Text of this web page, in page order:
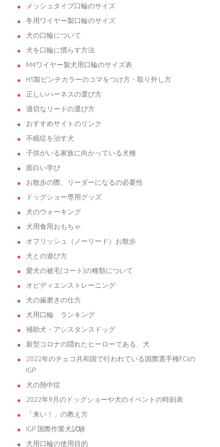
メッシュタイプ口輪のサイズ
冬用ワイヤー製口輪のサイズ
犬の口輪について
犬を口輪に慣らす方法
M4ワイヤー製犬用口輪のサイズ表
HS製ピンチカラーのコマをつけ方・取り外し方
正しいハーネスの選び方
適切なリードの選び方
おすすめサイトのリンク
不眠症を治す犬
子供がいる家族に向かっている犬種
面白い学び
お散歩の際、リーダーになるの必要性
ドッグショー専用グッズ
犬のウォーキング
犬用食用おもちゃ
オフリッシュ（ノーリード）お散歩
犬との遊び方
愛犬の被毛(コート)の種類について
オビディエンストレーニング
犬の歯磨きの仕方
犬用口輪 ランキング
補助犬・アシスタンスドッグ
新型コロナの隠れたヒーローである、犬
2022年のチェコ共和国で行われている国際選手権FCIの
IGP
犬の熱中症
2022年9月のドッグショーや犬のイベントの時刻表
「来い！」の教え方
IGP 国際作業犬試験
犬用口輪の使用目的